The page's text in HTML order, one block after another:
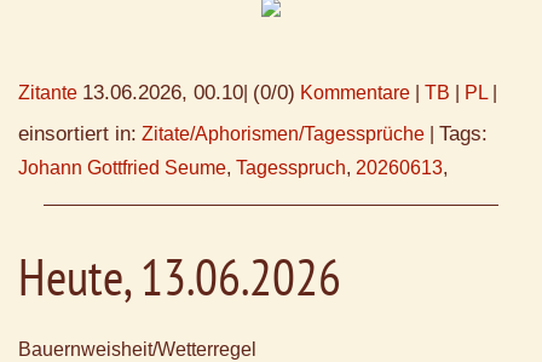
Zitante 13.06.2026, 00.10 (0/0) Kommentare TB PL
einsortiert in: Zitate/Aphorismen/Tagessprüche Tags:
Johann Gottfried Seume, Tagesspruch, 20260613,
Heute, 13.06.2026
Bauernweisheit/Wetterregel